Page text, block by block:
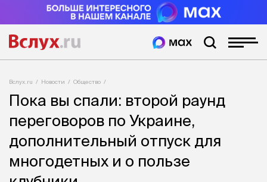
Вслух.ru Новости Общество
Пока вы спали: второй раунд
переговоров по Украине,
дополнительный отпуск для
многодетных и о пользе